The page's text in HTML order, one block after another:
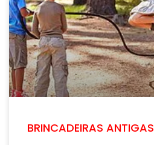
BRINCADEIRAS ANTIGAS